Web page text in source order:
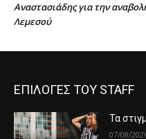
Αναστασιάδης για την
Λεμεσού
ΕΠΙΛΟΓΕΣ ΤΟΥ STAFF
Τα
07/08/